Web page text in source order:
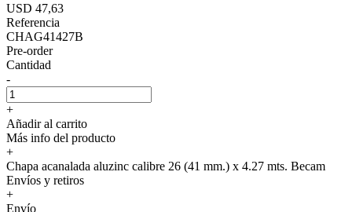
USD 47,63
Referencia
CHAG41427B
Pre-order
Cantidad
-
+
Añadir al carrito
Más info del producto
+
Chapa acanalada aluzinc calibre 26 (41 mm.) x 4.27 mts. Becam
Envíos y retiros
+
Envío